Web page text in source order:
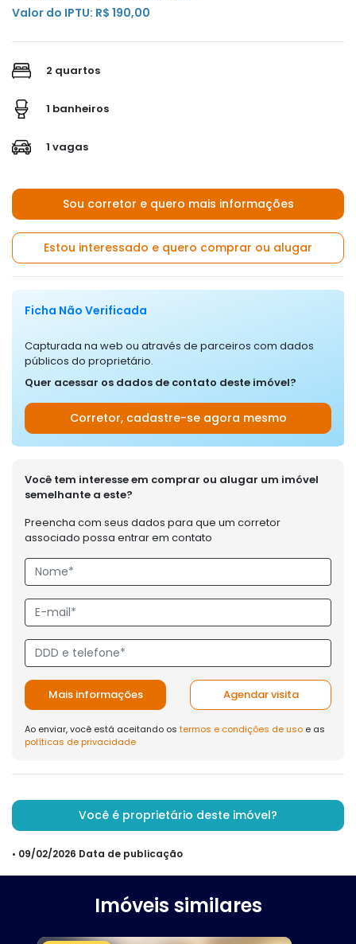
Valor do IPTU: R$ 190,00
2 quartos
1 banheiros
1 vagas
Sou corretor e quero mais informações
Estou interessado e quero comprar ou alugar
Ficha Não Verificada
Capturada na web ou através de parceiros com dados
públicos do proprietário.
Quer acessar os dados de contato deste imóvel?
Corretor, cadastre-se agora mesmo
Você tem interesse em comprar ou alugar um imóvel
semelhante a este?
Preencha com seus dados para que um corretor
associado possa entrar em contato
Mais informações Agendar visita
Ao enviar, você está aceitando os termos e condições de uso e as
políticas de privacidade
Você é proprietário deste imóvel?
• 09/02/2026 Data de publicação
Imóveis similares